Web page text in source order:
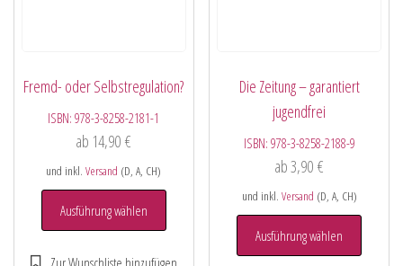
Fremd- oder Selbstregulation?
ISBN:978-3-8258-2181-1
ab 14,90€
und inkl.Versand (D, A, CH)
Ausführung wählen
Die Zeitung – garantiert
jugendfrei
ISBN: 978-3-8258-2188-9
ab3,90€
und inkl. Versand (D, A, CH)
Ausführung wählen